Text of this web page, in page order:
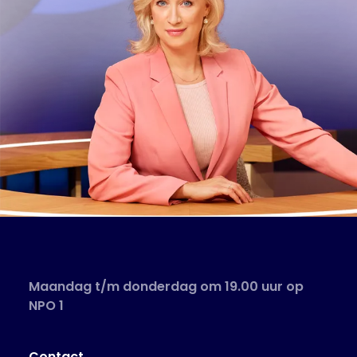
Maandag t/m donderdag om 19.00 uur op
NPO 1